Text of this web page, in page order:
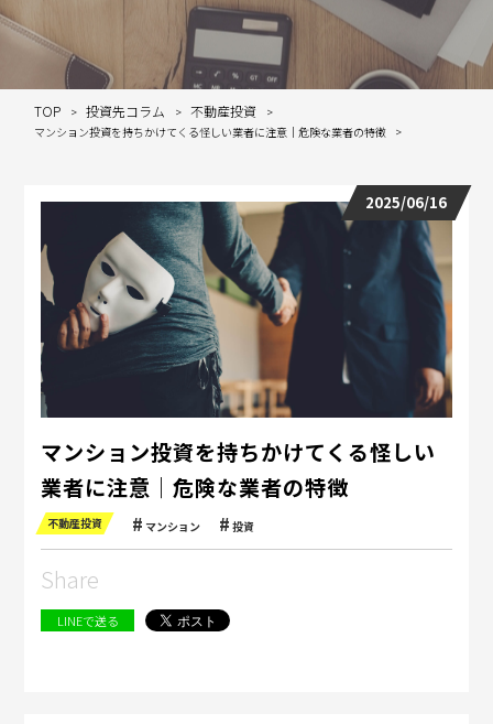
TOP 投資先コラム 不動産投資
マンション投資を持ちかけてくる怪しい業者に注意｜危険な業者の特徴
2025/06/16
マンション投資を持ちかけてくる怪しい
業者に注意｜危険な業者の特徴
不動産投資 マンション 投資
Share
LINEで送る